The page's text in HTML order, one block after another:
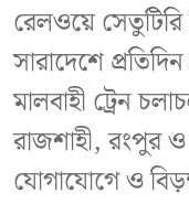
রেলওয়ে
সারাদেশে
মালবাহী ট্রেন
রাজশাহী, রংপুর
যোগাযোগে ও